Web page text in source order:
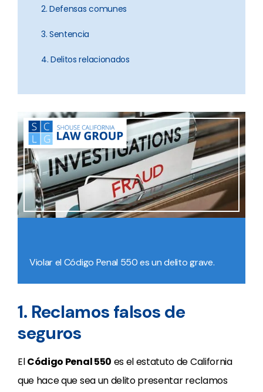
2. Defensas comunes
3. Sentencia
4. Delitos relacionados
Violar el Código Penal 550 es un delito grave.
1. Reclamos falsos de
seguros
ElCódigo Penal 550 es el estatuto de California
que hace que sea un delito presentar reclamos